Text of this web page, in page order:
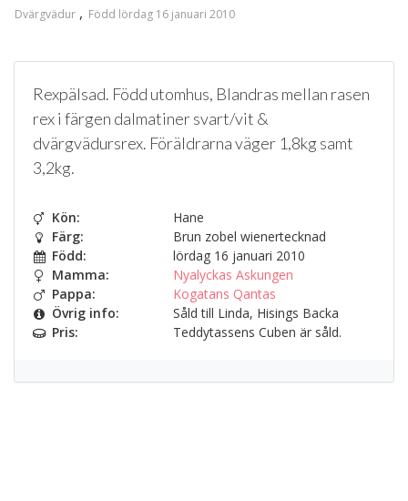
Dvärgvädur Född lördag 16 januari 2010
Rexpälsad. Född utomhus, Blandras mellan rasen
rex i färgen dalmatiner svart/vit &
dvärgvädursrex. Föräldrarna väger 1,8kg samt
3,2kg.
Kön:
Hane
Färg:
Brun zobel wienertecknad
Född:
lördag 16 januari 2010
Mamma:
Nyalyckas Askungen
Pappa:
Kogatans Qantas
Övrig info:
Såld till Linda, Hisings Backa
Pris:
Teddytassens Cuben är såld.